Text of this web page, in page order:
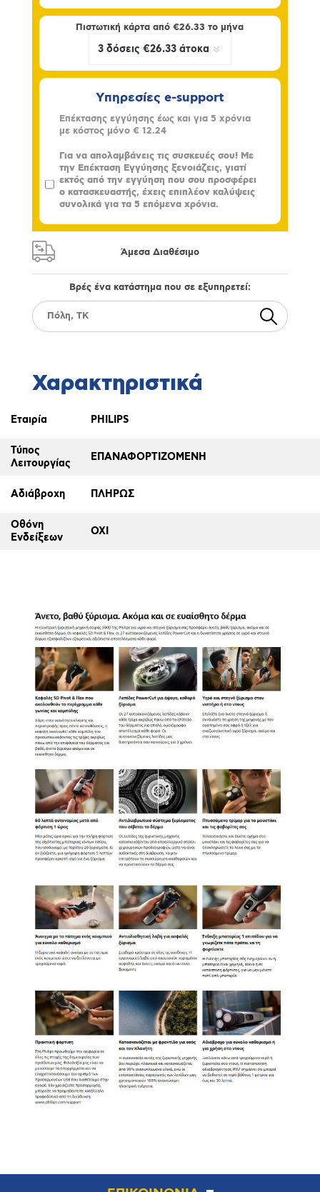
Πιστωτική κάρτα από€26.33 το μήνα
Υπηρεσίες e-support
Επέκτασης εγγύησης έως και για 5 χρόνια
με κόστος μόνο € 12.24
Για να απολαμβάνεις τις συσκευές σου! Με
την Επέκταση Εγγύησης ξενοιάζεις, γιατί
εκτός από την εγγύηση που σου προσφέρει
ο κατασκευαστής, έχεις επιπλέον καλύψεις
συνολικά για τα 5 επόμενα χρόνια.
Άμεσα Διαθέσιμο
Βρές ένα κατάστημα που σε εξυπηρετεί:
Χαρακτηριστικά
Εταιρία PHILIPS
Τύπος
Λειτουργίας
ΕΠΑΝΑΦΟΡΤΙΖΟΜΕΝΗ
Αδιάβροχη ΠΛΗΡΩΣ
Οθόνη
Ενδείξεων
ΟΧΙ